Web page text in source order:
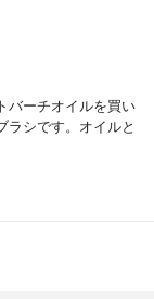
バーチオイルを買い
ラシです。オイルと